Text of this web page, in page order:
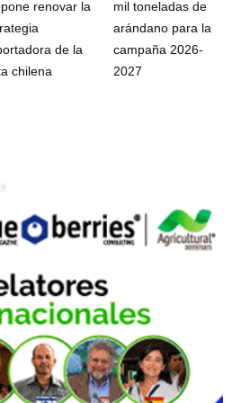
renovar la
de la
chilena
mil toneladas de
arándano para la
campaña 2026-
2027